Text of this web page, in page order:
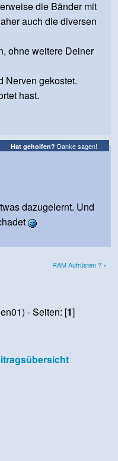
die Bänder mit
auch die diversen
ohne weitere Deiner
Nerven gekostet.
hast.
Hat geholfen? Danke sagen!
dazugelernt. Und
RAM Aufrüsten ? »
- Seiten: [1]